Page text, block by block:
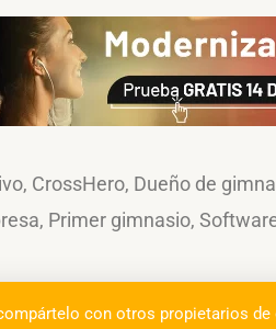
, CrossHero, Dueño de
, Primer gimnasio,
con otros propietarios